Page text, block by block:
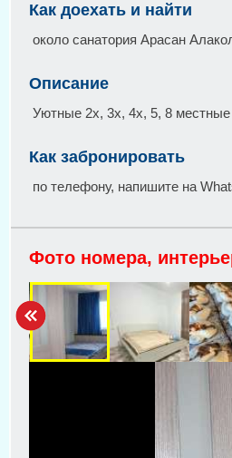
Как доехать и найти
около санатория Арасан
Описание
Уютные 2х, 3х, 4х, 5, 8
Как забронировать
по телефону, напишите на
Фото номера,